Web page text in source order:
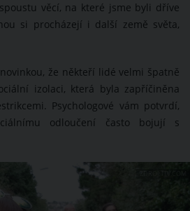
věcí, na které jsme byli dříve
si procházejí i další země světa,
že někteří lidé velmi špatně
izolaci, která byla zapříčiněna
Psychologové vám potvrdí,
odloučení často bojují s